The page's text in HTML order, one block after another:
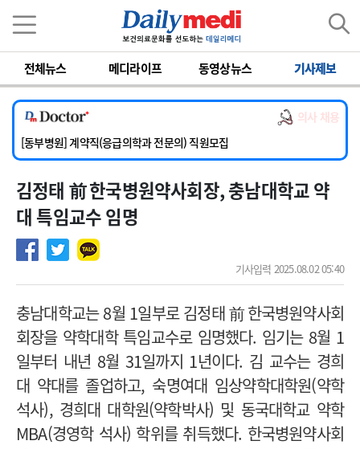
전체뉴스 메디라이프 동영상뉴스 기사제보
의사 채용
[서울아산병원] 2026년 하반기 인턴 모집
[영남대학교의료원] 마취통증의학과 임기제 임상의사 채용
[충남대학교병원] 소아청소년과(소아응급전담) 계약직 의사 공개채용
[동부병원] 계약직(응급의학과 전문의) 직원모집
[이대목동병원] 하반기 전공의(레지던트1년차) 모집
[서울아산병원] 2026년 하반기 인턴 모집
[영남대학교의료원] 마취통증의학과 임기제 임상의사 채용
김정태 前 한국병원약사회장, 충남대학교 약
대 특임교수 임명
기사입력 2025.08.02 05:40
충남대학교는 8월 1일부로 김정태 前 한국병원약사회
회장을 약학대학 특임교수로 임명했다. 임기는 8월 1
일부터 내년 8월 31일까지 1년이다. 김 교수는 경희
대 약대를 졸업하고, 숙명여대 임상약학대학원(약학
석사), 경희대 대학원(약학박사) 및 동국대학교 약학
MBA(경영학 석사) 학위를 취득했다. 한국병원약사회